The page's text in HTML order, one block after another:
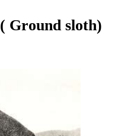
Ground sloth)